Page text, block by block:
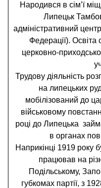
Народився в сім’ї
Липецьк
адміністративний
Федерації). Освіта
церковно-
Трудову діяльність
на липецьких
мобілізований до
військовому
році до Липецька
в органах
Наприкінці 1919 року
працював на
Подільському,
губкомах партії, з